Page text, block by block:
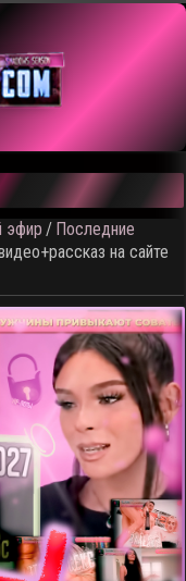
эфир / Последние
на сайте